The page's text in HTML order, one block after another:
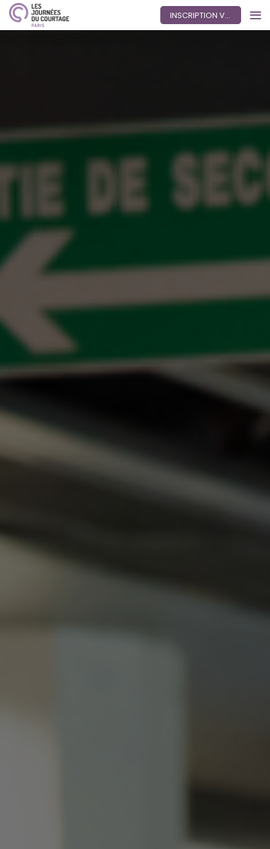
INSCRIPTION VISITEUR